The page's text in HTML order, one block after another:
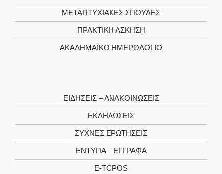
ΜΕΤΑΠΤΥΧΙΑΚΈΣ ΣΠΟΥΔΈΣ
ΠΡΑΚΤΙΚΉ ΆΣΚΗΣΗ
ΑΚΑΔΗΜΑΪΚΌ ΗΜΕΡΟΛΌΓΙΟ
ΕΙΔΉΣΕΙΣ – ΑΝΑΚΟΙΝΏΣΕΙΣ
ΕΚΔΗΛΏΣΕΙΣ
ΣΥΧΝΈΣ ΕΡΩΤΉΣΕΙΣ
ΈΝΤΥΠΑ – ΈΓΓΡΑΦΑ
E-TOPOS